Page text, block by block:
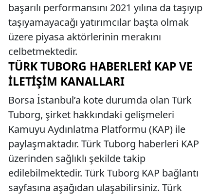
başarılı performansını 2021 yılına da taşıyıp
taşıyamayacağı yatırımcılar başta olmak
üzere piyasa aktörlerinin merakını
celbetmektedir.
TÜRK TUBORG HABERLERI KAP VE
İLETIŞIM KANALLARI
Borsa İstanbul’a kote durumda olan Türk
Tuborg, şirket hakkındaki gelişmeleri
Kamuyu Aydınlatma Platformu (KAP) ile
paylaşmaktadır. Türk Tuborg haberleri KAP
üzerinden sağlıklı şekilde takip
edilebilmektedir. Türk Tuborg KAP bağlantı
sayfasına aşağıdan ulaşabilirsiniz. Türk